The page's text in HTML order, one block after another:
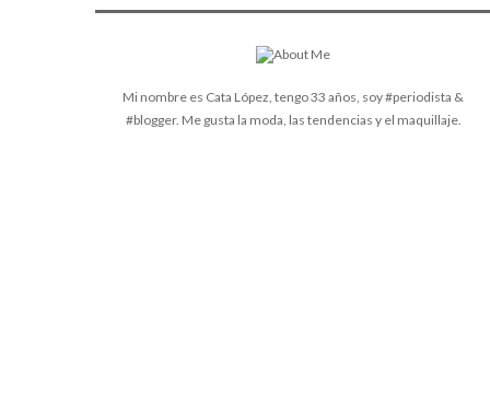
Mi nombre es Cata López, tengo 33 años, soy #periodista &
#blogger. Me gusta la moda, las tendencias y el maquillaje.